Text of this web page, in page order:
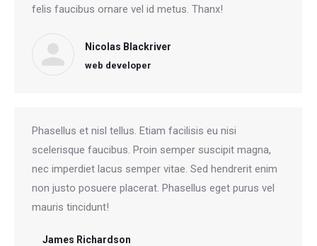
felis faucibus ornare vel id metus. Thanx!
Nicolas Blackriver
web developer
Phasellus et nisl tellus. Etiam facilisis eu nisi
scelerisque faucibus. Proin semper suscipit magna,
nec imperdiet lacus semper vitae. Sed hendrerit enim
non justo posuere placerat. Phasellus eget purus vel
mauris tincidunt!
James Richardson